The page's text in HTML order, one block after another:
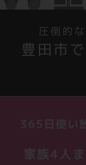
圧倒的
豊田市